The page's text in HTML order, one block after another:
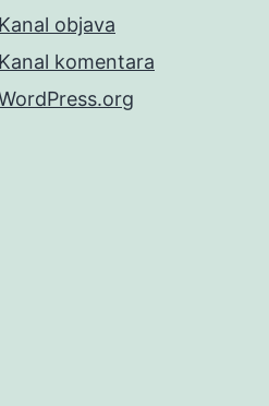
Kanal objava
Kanal komentara